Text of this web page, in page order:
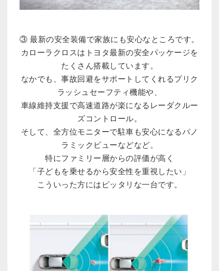
③ 最新の安全装備で家族にも安心なところです。
カローラクロスはトヨタ最新の安全パッケージを
たくさん搭載しています。
なかでも、事故回避をサポートしてくれるプリク
ラッシュセーフティ機能や、
車線維持支援で高速道路が楽になるレーダクルー
ズコントロール。
そして、全方位モニターで駐車も安心になるパノ
ラミックビューなどなど。
特にファミリー層からの評価が高く
「子どもを乗せるから安全性を重視したい」
こういった方にはピッタリな一台です。